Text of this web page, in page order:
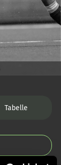
Tabelle